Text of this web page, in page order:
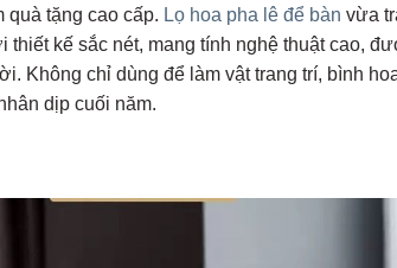
quà tặng cao cấp. Lọ hoa pha lê để bàn vừa
kế sắc nét, mang tính nghệ thuật cao,
Không chỉ dùng để làm vật trang trí, bình
dịp cuối năm.